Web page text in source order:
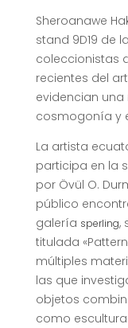
Sheroanawe
stand 9D19 de
coleccionistas
recientes del
evidencian
cosmogonía y
La artista
participa en la
por Övül O.
público
galería sperling,
titulada
múltiples
las que
objetos
como